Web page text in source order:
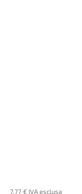
7,77 € IVA esclusa